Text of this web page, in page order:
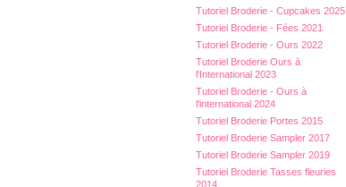
Tutoriel Broderie - Cupcakes 2025
Tutoriel Broderie - Fées 2021
Tutoriel Broderie - Ours 2022
Tutoriel Broderie Ours à
l'International 2023
Tutoriel Broderie - Ours à
l'international 2024
Tutoriel Broderie Portes 2015
Tutoriel Broderie Sampler 2017
Tutoriel Broderie Sampler 2019
Tutoriel Broderie Tasses fleuries
2014